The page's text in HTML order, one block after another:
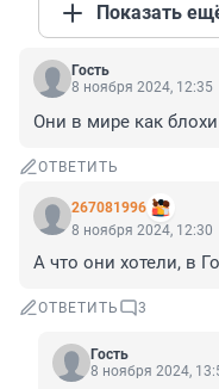
Показать
Гость
8 ноября 2024, 12:35
Они в мире как
ОТВЕТИТЬ
267081996
8 ноября 2024, 12:30
А что они хотели, в
ОТВЕТИТЬ 3
Гость
8 ноября 2024,